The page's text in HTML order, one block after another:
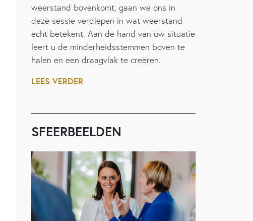
weerstand bovenkomt, gaan we ons in
deze sessie verdiepen in wat weerstand
echt betekent. Aan de hand van uw situatie
leert u de minderheidsstemmen boven te
halen en een draagvlak te creëren.
LEES VERDER
SFEERBEELDEN